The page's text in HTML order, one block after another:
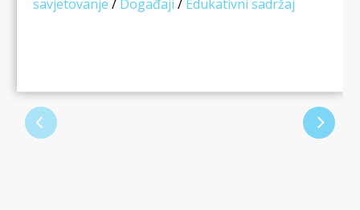
savjetovanje / Događaji / Edukativni sadržaj